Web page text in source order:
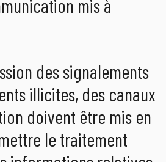
mis à
des signalements
illicites, des canaux
doivent être mis en
le traitement